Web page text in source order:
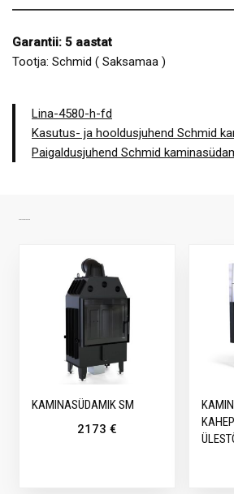
Garantii: 5 aastat
Tootja: Schmid ( Saksamaa )
Lina-4580-h-fd
Kasutus- ja hooldusjuhend Schmid
Paigaldusjuhend Schmid
KAMINASÜDAMIK SM
2173 €